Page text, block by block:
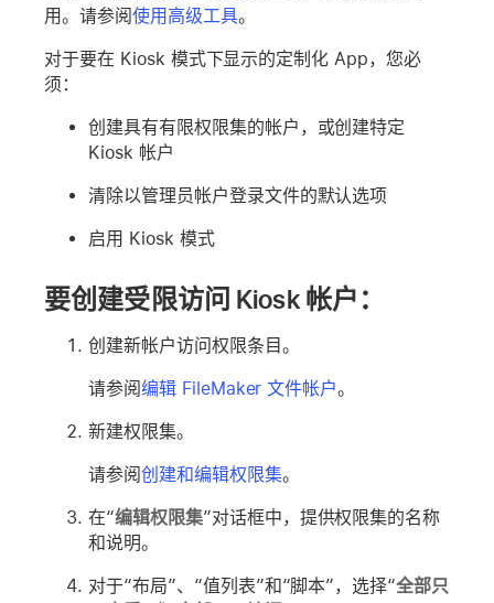
用。请参阅使用高级工具。
对于要在 Kiosk 模式下显示的定制化 App，您必
须：
创建具有有限权限集的帐户，或创建特定
Kiosk 帐户
清除以管理员帐户登录文件的默认选项
启用 Kiosk 模式
要创建受限访问 Kiosk 帐户：
创建新帐户访问权限条目。
请参阅编辑 FileMaker 文件帐户。
新建权限集。
请参阅创建和编辑权限集。
在“编辑权限集”对话框中，提供权限集的名称
和说明。
对于“布局”、“值列表”和“脚本”，选择“全部只